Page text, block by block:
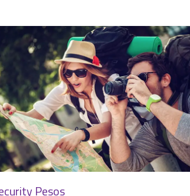
Pesos